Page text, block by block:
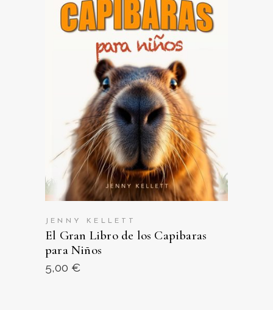
VER EN AMAZON
JENNY KELLETT
El Gran Libro de los Capibaras
para Niños
5,00 €